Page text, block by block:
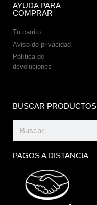
AYUDA PARA
COMPRAR
Tu carrito
Aviso de privacidad
Política de
devoluciones
BUSCAR PRODUCTOS
PAGOS A DISTANCIA